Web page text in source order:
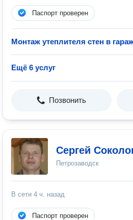
Паспорт проверен
Монтаж утеплителя стен в
Ещё 6 услуг
Позвонить
Сергей
Петрозаводск
В сети 4 ч. назад
Паспорт проверен